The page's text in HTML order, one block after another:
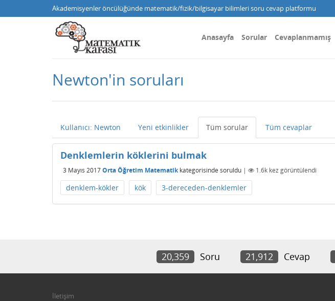
Akademisyenler öncülüğünde matematik/fizik/bilgisayar bilimleri soru cevap platformu
Anasayfa Sorular Cevaplanmamış
Newton'in soruları
Kullanıcı: Newton Yeni etkinlikler Tüm sorular Tüm cevaplar
Denklemlerin köklerini bulmak
3 Mayıs 2017Orta Öğretim Matematikkategorisinde soruldu | 1.6k kez görüntülendi
denklem-kökler kök 3-dereceden-denklemler
20,359 Soru 21,912 Cevap
İletişim